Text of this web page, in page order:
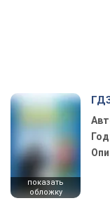
показать
обложку